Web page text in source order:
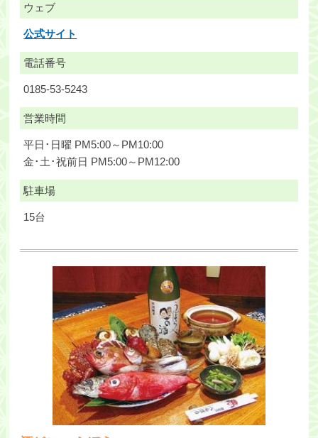
ウェブ
公式サイト
電話番号
0185-53-5243
営業時間
平日･日曜 PM5:00～PM10:00
金･土･祝前日 PM5:00～PM12:00
駐車場
15台